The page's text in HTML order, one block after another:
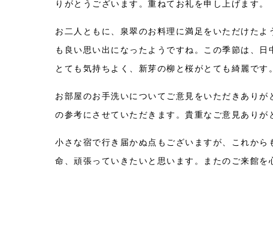
りがとうございます。重ねてお礼を申し上げます。
お二人ともに、泉翠のお料理に満足をいただけた
も良い思い出になったようですね。この季節は、
とても気持ちよく、新芽の柳と桜がとても綺麗です
お部屋のお手洗いについてご意見をいただきあり
の参考にさせていただきます。貴重なご意見ありが
小さな宿で行き届かぬ点もございますが、これか
命、頑張っていきたいと思います。またのご来館を